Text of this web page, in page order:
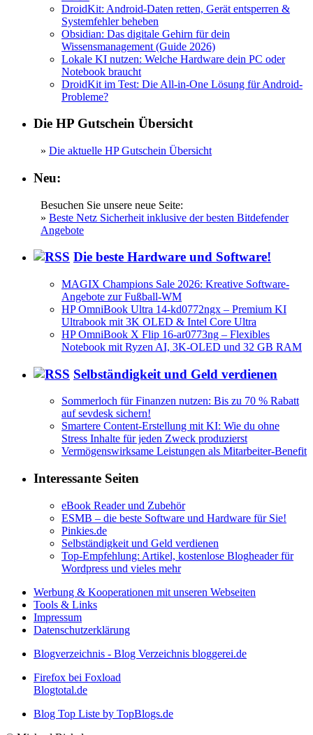
DroidKit: Android-Daten retten, Gerät entsperren &
Systemfehler beheben
Obsidian: Das digitale Gehirn für dein
Wissensmanagement (Guide 2026)
Lokale KI nutzen: Welche Hardware dein PC oder
Notebook braucht
DroidKit im Test: Die All-in-One Lösung für Android-
Probleme?
Die HP Gutschein Übersicht
» Die aktuelle HP Gutschein Übersicht
Neu:
Besuchen Sie unsere neue Seite:
» Beste Netz Sicherheit inklusive der besten Bitdefender
Angebote
Die beste Hardware und Software!
MAGIX Champions Sale 2026: Kreative Software-
Angebote zur Fußball-WM
HP OmniBook Ultra 14-kd0772ngx – Premium KI
Ultrabook mit 3K OLED & Intel Core Ultra
HP OmniBook X Flip 16-ar0773ng – Flexibles
Notebook mit Ryzen AI, 3K-OLED und 32 GB RAM
Selbständigkeit und Geld verdienen
Sommerloch für Finanzen nutzen: Bis zu 70 % Rabatt
auf sevdesk sichern!
Smartere Content-Erstellung mit KI: Wie du ohne
Stress Inhalte für jeden Zweck produzierst
Vermögenswirksame Leistungen als Mitarbeiter-Benefit
Interessante Seiten
eBook Reader und Zubehör
ESMB – die beste Software und Hardware für Sie!
Pinkies.de
Selbständigkeit und Geld verdienen
Top-Empfehlung: Artikel, kostenlose Blogheader für
Wordpress und vieles mehr
Werbung & Kooperationen mit unseren Webseiten
Tools & Links
Impressum
Datenschutzerklärung
Blogverzeichnis - Blog Verzeichnis bloggerei.de
Firefox bei Foxload
Blogtotal.de
Blog Top Liste by TopBlogs.de